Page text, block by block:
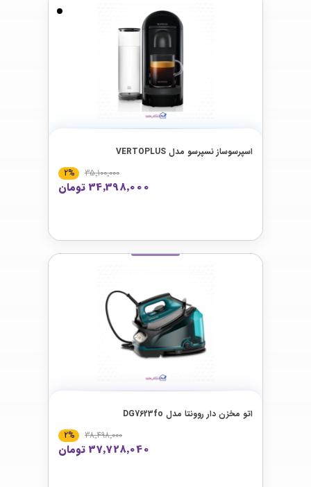
اسپرسوساز نسپرسو مدل VERTOPLUS
35٬100٬000
2%
34٬398٬000 تومان
اتو مخزن دار روونتا مدل DG7623fo
38٬498٬000
2%
37٬728٬040 تومان